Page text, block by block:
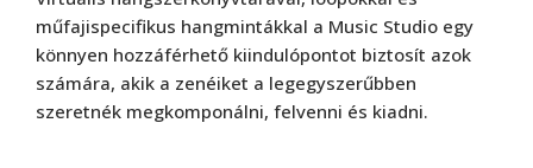
műfajispecifikus hangmintákkal a Music Studio egy
könnyen hozzáférhető kiindulópontot biztosít azok
számára, akik a zenéiket a legegyszerűbben
szeretnék megkomponálni, felvenni és kiadni.